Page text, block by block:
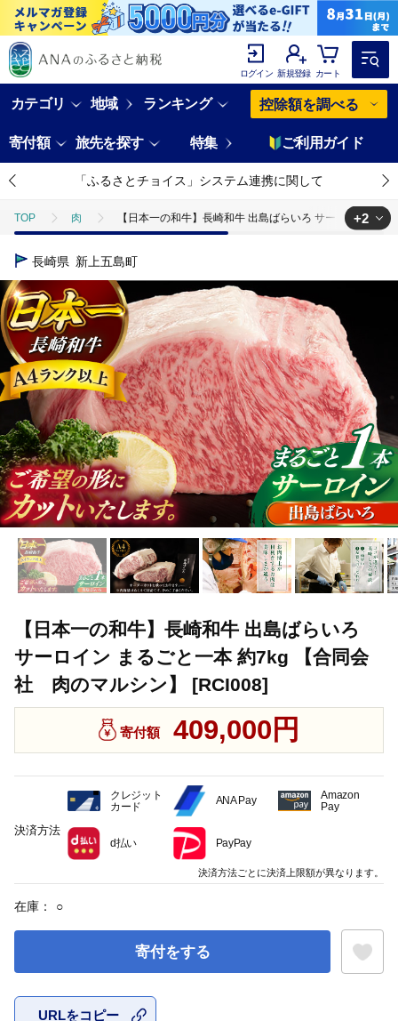
ログイン 新規登録 カート
カテゴリ 地域 ランキング 控除額を調べる
寄付額 旅先を探す 特集 ご利用ガイド
「ふるさとチョイス」システム連携に関して
TOP 肉 【日本一の和牛】長崎和牛 出島ばらいろ サーロイン ま
TOP
TOP 肉 牛肉 ステーキ(牛肉)
+2
長崎県 新上五島町
【日本一の和牛】長崎和牛 出島ばらいろ
サーロイン まるごと一本 約7kg 【合同会
社 肉のマルシン】 [RCI008]
寄付額 409,000円
在庫： ○
寄付をする
URLをコピー
決済方法
クレジット
カード
ANA Pay
Amazon
Pay
d払い PayPay
決済方法ごとに決済上限額が異なります。